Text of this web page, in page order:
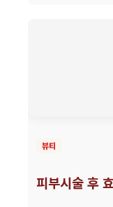
뷰티
피부시술 후